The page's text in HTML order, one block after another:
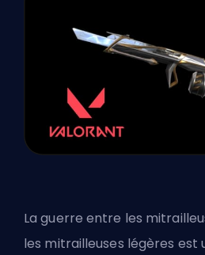
La guerre entre les
les mitrailleuses légères est